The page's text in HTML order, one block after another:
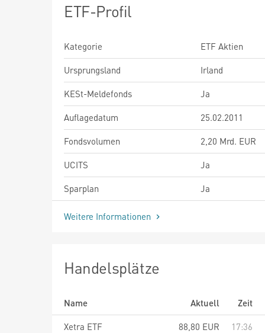
ETF-Profil
Kategorie
ETF Aktien
Ursprungsland
Irland
KESt-Meldefonds
Ja
Auflagedatum
25.02.2011
Fondsvolumen
2,20 Mrd. EUR
UCITS
Ja
Sparplan
Ja
Weitere Informationen
Handelsplätze
Name Aktuell
Zeit
Xetra ETF
88,80 EUR
17:36